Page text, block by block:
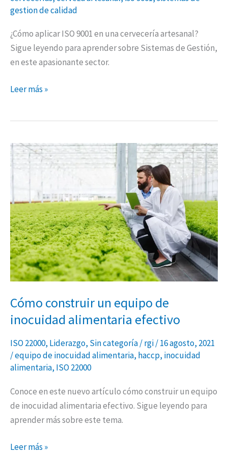
gestion de calidad
¿Cómo aplicar ISO 9001 en una cervecería artesanal?
Sigue leyendo para aprender sobre Sistemas de Gestión,
en este apasionante sector.
Leer más »
Cómo construir un equipo de
inocuidad alimentaria efectivo
ISO 22000, Liderazgo, Sin categoría/rgi/16 agosto, 2021
/equipo de inocuidad alimentaria, haccp, inocuidad
alimentaria, ISO 22000
Conoce en este nuevo artículo cómo construir un equipo
de inocuidad alimentaria efectivo. Sigue leyendo para
aprender más sobre este tema.
Cómo
construir
un
de
inocuidad
alimentaria
efectivo
Leer más »